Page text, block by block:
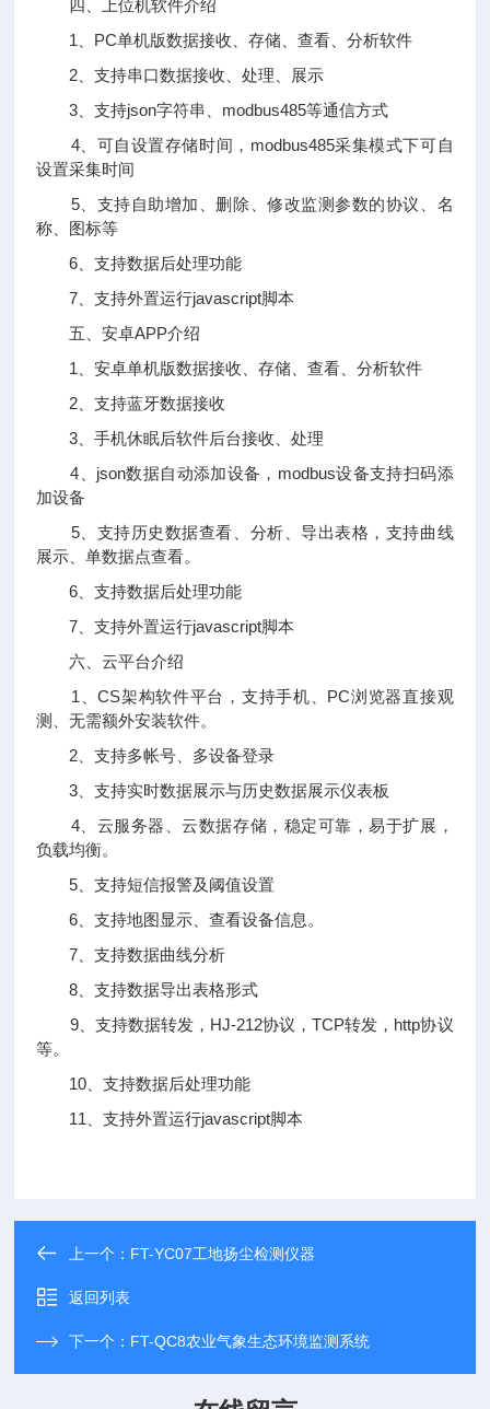
四、上位机软件介绍
1、PC单机版数据接收、存储、查看、分析软件
2、支持串口数据接收、处理、展示
3、支持json字符串、modbus485等通信方式
4、可自设置存储时间，modbus485采集模式下可自
设置采集时间
5、支持自助增加、删除、修改监测参数的协议、名
称、图标等
6、支持数据后处理功能
7、支持外置运行javascript脚本
五、安卓APP介绍
1、安卓单机版数据接收、存储、查看、分析软件
2、支持蓝牙数据接收
3、手机休眠后软件后台接收、处理
4、json数据自动添加设备，modbus设备支持扫码添
加设备
5、支持历史数据查看、分析、导出表格，支持曲线
展示、单数据点查看。
6、支持数据后处理功能
7、支持外置运行javascript脚本
六、云平台介绍
1、CS架构软件平台，支持手机、PC浏览器直接观
测、无需额外安装软件。
2、支持多帐号、多设备登录
3、支持实时数据展示与历史数据展示仪表板
4、云服务器、云数据存储，稳定可靠，易于扩展，
负载均衡。
5、支持短信报警及阈值设置
6、支持地图显示、查看设备信息。
7、支持数据曲线分析
8、支持数据导出表格形式
9、支持数据转发，HJ-212协议，TCP转发，http协议
等。
10、支持数据后处理功能
11、支持外置运行javascript脚本
上一个： FT-YC07工地扬尘检测仪器
返回列表
下一个： FT-QC8农业气象生态环境监测系统